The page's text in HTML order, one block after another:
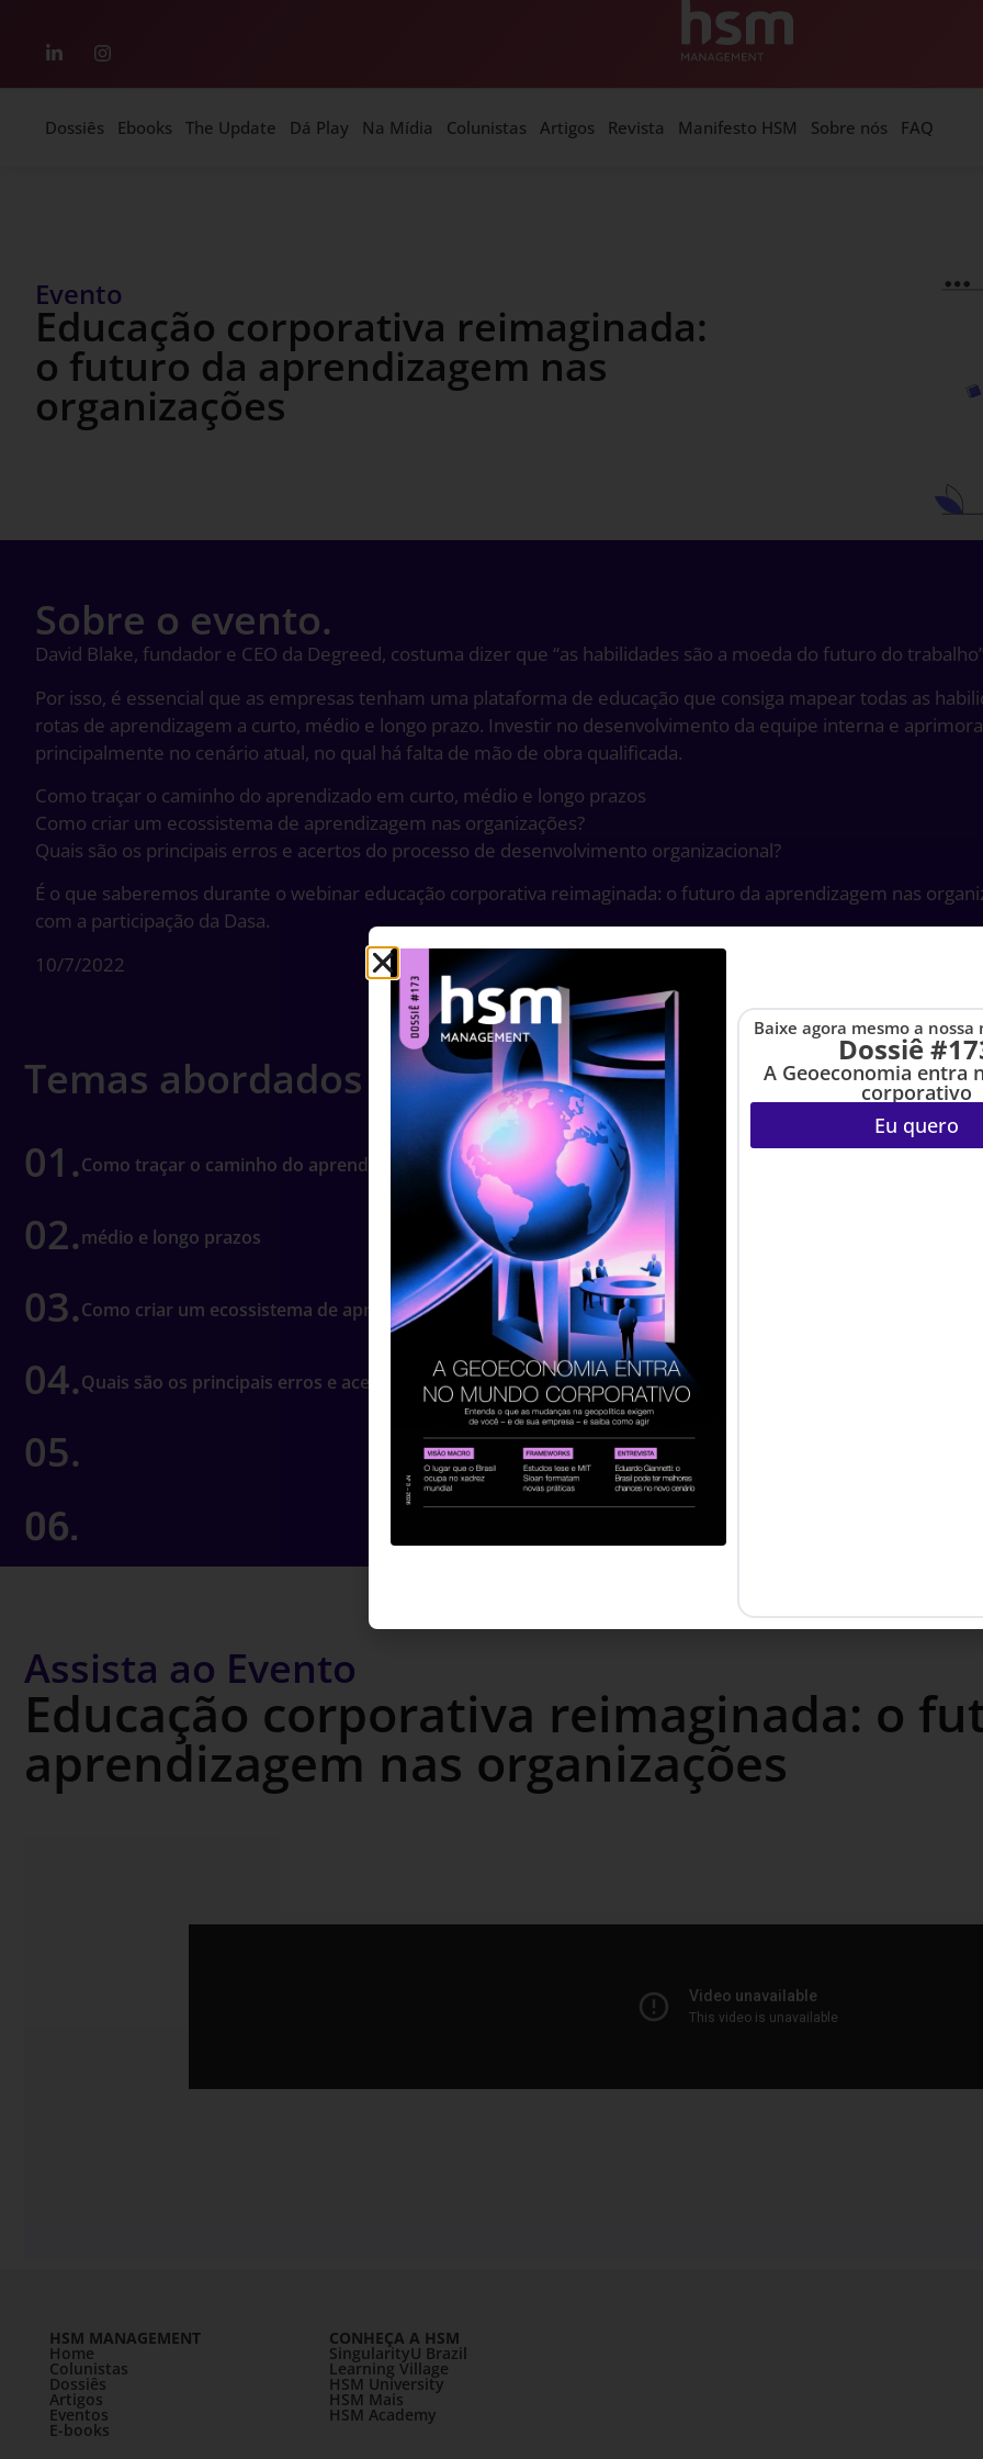
Dossiês Ebooks The Update Dá Play Na Mídia Colunistas Artigos Revista Manifesto HSM Sobre nós FAQ
Evento
Educação corporativa reimaginada:
o futuro da aprendizagem nas
organizações
Sobre o evento.
David Blake, fundador e CEO da Degreed, costuma dizer que “as habilidades são a moeda do futuro do
Por isso, é essencial que as empresas tenham uma plataforma de educação que consiga mapear todas as
rotas de aprendizagem a curto, médio e longo prazo. Investir no desenvolvimento da equipe interna e
principalmente no cenário atual, no qual há falta de mão de obra qualificada.
Como traçar o caminho do aprendizado em curto, médio e longo prazos
Como criar um ecossistema de aprendizagem nas organizações?
Quais são os principais erros e acertos do processo de desenvolvimento organizacional?
É o que saberemos durante o webinar educação corporativa reimaginada: o futuro da aprendizagem nas
com a participação da Dasa.
10/7/2022
Temas abordados
01.Como traçar o caminho do aprendizado em curto
02.médio e longo prazos
03.Como criar um ecossistema de aprendizagem nas organizações?
04.Quais são os principais erros e acertos do processo de desenvolvimento organizacional?
05.
06.
Assista ao Evento
Educação corporativa reimaginada: o
aprendizagem nas organizações
HSM MANAGEMENT
Home
Colunistas
Dossiês
Artigos
Eventos
E-books
CONHEÇA A HSM
SingularityU Brazil
Learning Village
HSM University
HSM Mais
HSM Academy
Baixe agora mesmo a nossa
Dossiê
A Geoeconomia entra
corporativo
Eu quero